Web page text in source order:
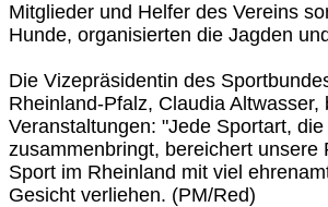
Mitglieder und Helfer des Vereins
Hunde, organisierten die Jagden
Die Vizepräsidentin des
Rheinland-Pfalz, Claudia
Veranstaltungen: "Jede Sportart,
zusammenbringt, bereichert
Sport im Rheinland mit viel
Gesicht verliehen. (PM/Red)